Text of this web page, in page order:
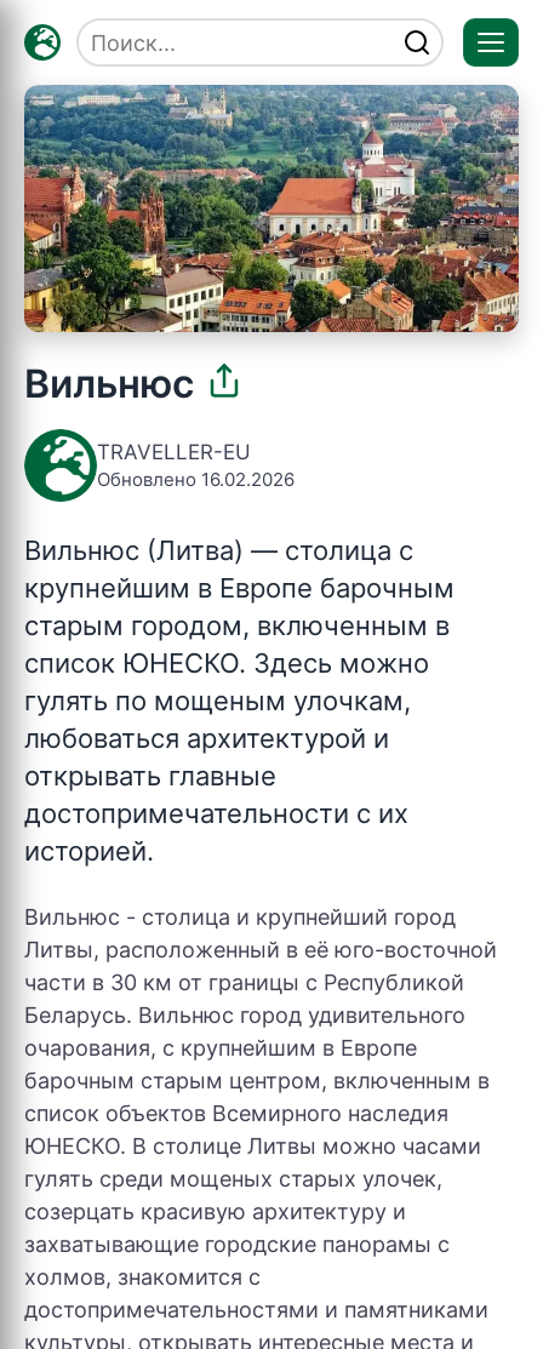
Вильнюс
TRAVELLER-EU
Обновлено 16.02.2026
Вильнюс (Литва) — столица с
крупнейшим в Европе барочным
старым городом, включенным в
список ЮНЕСКО. Здесь можно
гулять по мощеным улочкам,
любоваться архитектурой и
открывать главные
достопримечательности с их
историей.
Вильнюс - столица и крупнейший город
Литвы, расположенный в её юго-восточной
части в 30 км от границы с Республикой
Беларусь. Вильнюс город удивительного
очарования, с крупнейшим в Европе
барочным старым центром, включенным в
список объектов Всемирного наследия
ЮНЕСКО. В столице Литвы можно часами
гулять среди мощеных старых улочек,
созерцать красивую архитектуру и
захватывающие городские панорамы с
холмов, знакомится с
достопримечательностями и памятниками
культуры, открывать интересные места и